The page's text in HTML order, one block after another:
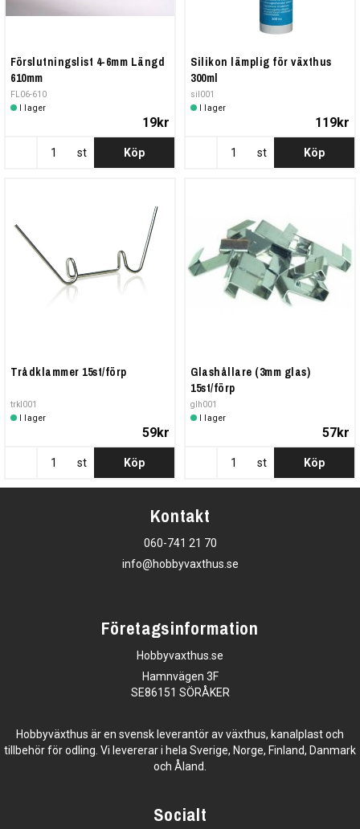
Förslutningslist 4-6mm Längd
610mm
FL06-610
I lager
19kr
st Köp
Silikon lämplig för växthus
300ml
sil001
I lager
119kr
st Köp
Trådklammer 15st/förp
trkl001
I lager
59kr
st Köp
Glashållare (3mm glas)
15st/förp
glh001
I lager
57kr
st Köp
Kontakt
060-741 21 70
info@hobbyvaxthus.se
Företagsinformation
Hobbyvaxthus.se
Hamnvägen 3F
SE86151 SÖRÅKER
Hobbyväxthus är en svensk leverantör av växthus, kanalplast och
tillbehör för odling. Vi levererar i hela Sverige, Norge, Finland, Danmark
och Åland.
Socialt